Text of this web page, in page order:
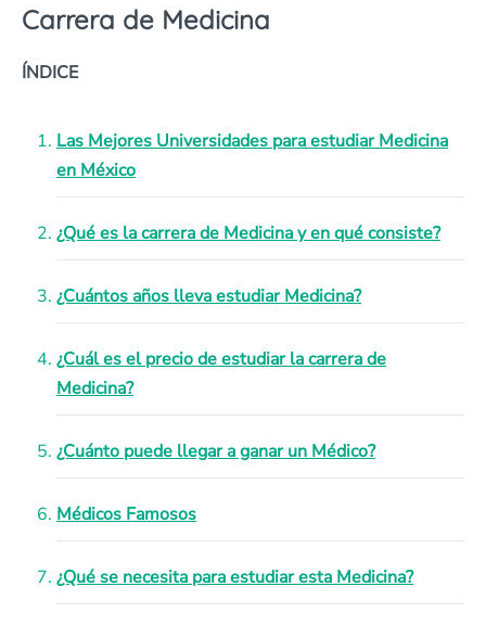
Carrera de Medicina
ÍNDICE
Las Mejores Universidades para estudiar Medicina
en México
¿Qué es la carrera de Medicina y en qué consiste?
¿Cuántos años lleva estudiar Medicina?
¿Cuál es el precio de estudiar la carrera de
Medicina?
¿Cuánto puede llegar a ganar un Médico?
Médicos Famosos
¿Qué se necesita para estudiar esta Medicina?